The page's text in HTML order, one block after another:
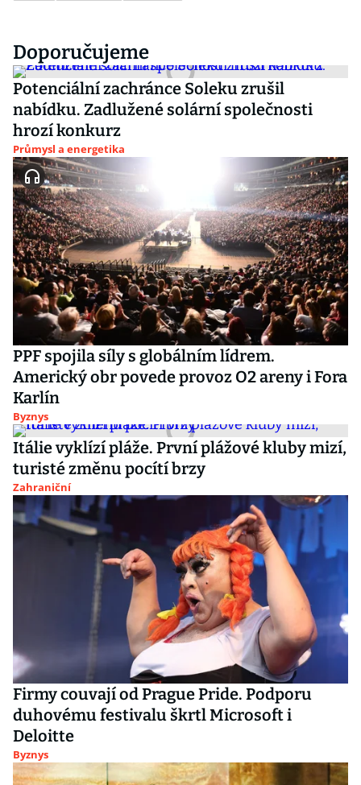
Doporučujeme
Potenciální zachránce Soleku zrušil
nabídku. Zadlužené solární společnosti
hrozí konkurz
Průmysl a energetika
PPF spojila síly s globálním lídrem.
Americký obr povede provoz O2 areny i Fora
Karlín
Byznys
Itálie vyklízí pláže. První plážové kluby mizí,
turisté změnu pocítí brzy
Zahraniční
Firmy couvají od Prague Pride. Podporu
duhovému festivalu škrtl Microsoft i
Deloitte
Byznys